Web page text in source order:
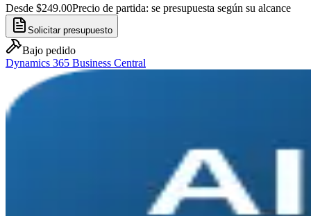
Desde $249.00Precio de partida: se presupuesta según su alcance
Solicitar presupuesto
Bajo pedido
Dynamics 365 Business Central